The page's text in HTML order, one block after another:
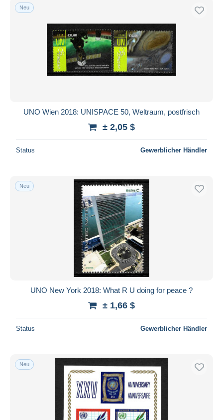
Neu
UNO Wien 2018: UNISPACE 50, Weltraum, postfrisch
± 2,05 $
Status Gewerblicher Händler
Neu
UNO New York 2018: What R U doing for peace ?
± 1,66 $
Status Gewerblicher Händler
Neu